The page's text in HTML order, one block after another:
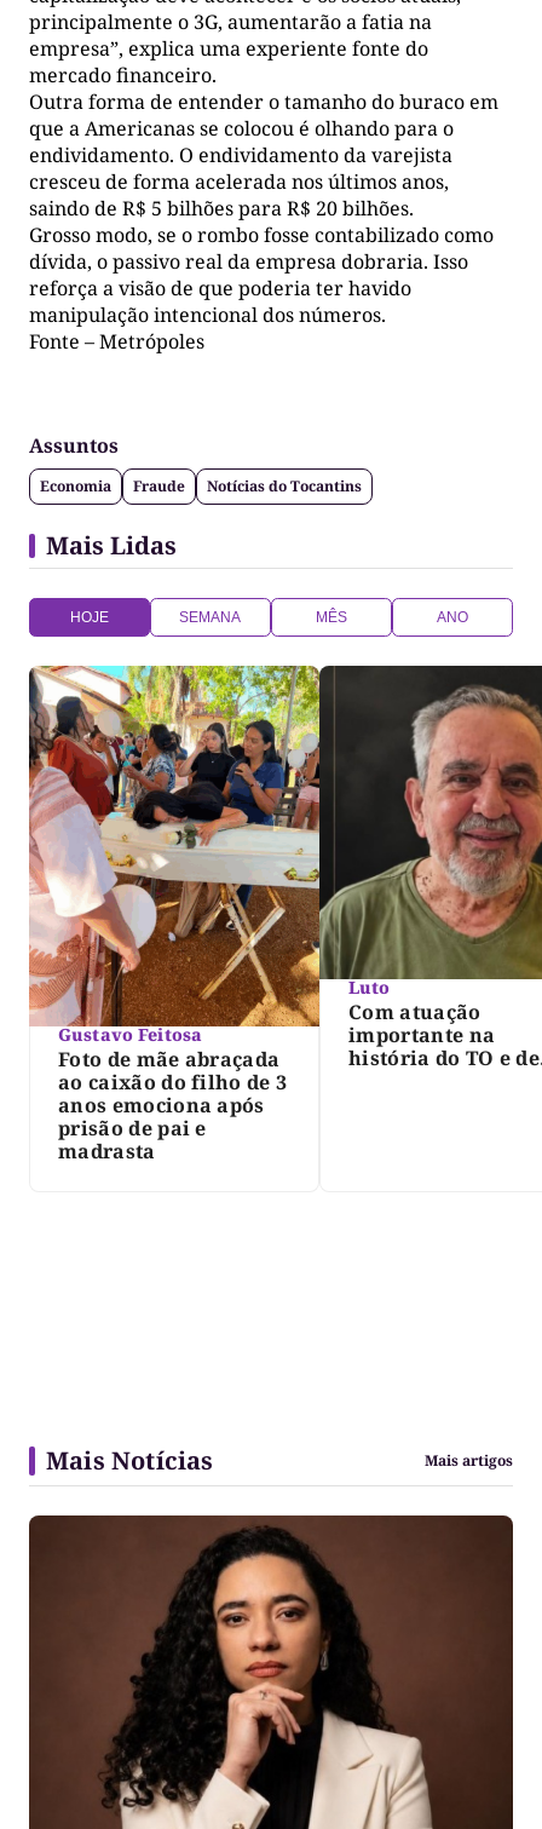
principalmente o 3G, aumentarão a fatia na
empresa”, explica uma experiente fonte do
mercado financeiro.
Outra forma de entender o tamanho do buraco em
que a Americanas se colocou é olhando para o
endividamento. O endividamento da varejista
cresceu de forma acelerada nos últimos anos,
saindo de R$ 5 bilhões para R$ 20 bilhões.
Grosso modo, se o rombo fosse contabilizado como
dívida, o passivo real da empresa dobraria. Isso
reforça a visão de que poderia ter havido
manipulação intencional dos números.
Fonte – Metrópoles
Assuntos
Economia Fraude Notícias do Tocantins
Mais Lidas
HOJE SEMANA MÊS ANO
Gustavo Feitosa
Foto de mãe abraçada
ao caixão do filho de 3
anos emociona após
prisão de pai e
madrasta
Luto
Com atuação
importante na
história do TO e de
Mais Notícias Mais artigos